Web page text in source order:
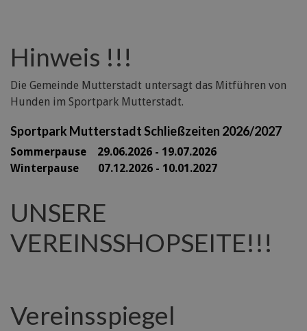
Hinweis !!!
Die Gemeinde Mutterstadt untersagt das Mitführen von
Hunden im Sportpark Mutterstadt.
Sportpark Mutterstadt Schließzeiten 2026/2027
Sommerpause 29.06.2026 - 19.07.2026
Winterpause 07.12.2026 - 10.01.2027
UNSERE
VEREINSSHOPSEITE!!!
Vereinsspiegel